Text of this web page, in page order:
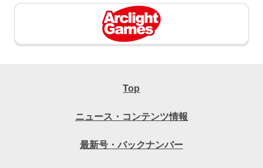
Top
ニュース・コンテンツ情報
最新号・バックナンバー